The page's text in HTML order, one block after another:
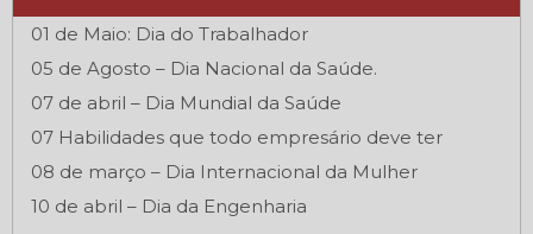
01 de Maio: Dia do Trabalhador
05 de Agosto – Dia Nacional da Saúde.
07 de abril – Dia Mundial da Saúde
07 Habilidades que todo empresário deve ter
08 de março – Dia Internacional da Mulher
10 de abril – Dia da Engenharia